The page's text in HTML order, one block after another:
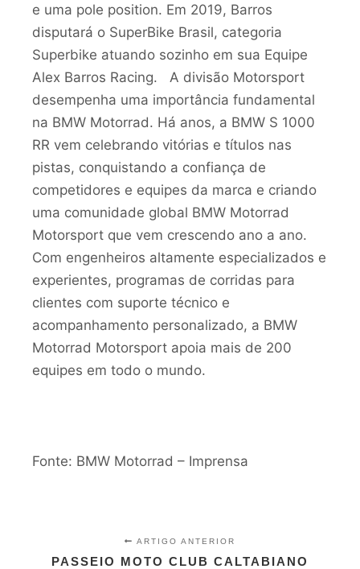
e uma pole position. Em 2019, Barros
disputará o SuperBike Brasil, categoria
Superbike atuando sozinho em sua Equipe
Alex Barros Racing. A divisão Motorsport
desempenha uma importância fundamental
na BMW Motorrad. Há anos, a BMW S 1000
RR vem celebrando vitórias e títulos nas
pistas, conquistando a confiança de
competidores e equipes da marca e criando
uma comunidade global BMW Motorrad
Motorsport que vem crescendo ano a ano.
Com engenheiros altamente especializados e
experientes, programas de corridas para
clientes com suporte técnico e
acompanhamento personalizado, a BMW
Motorrad Motorsport apoia mais de 200
equipes em todo o mundo.
Fonte: BMW Motorrad – Imprensa
ARTIGO ANTERIOR
PASSEIO MOTO CLUB CALTABIANO